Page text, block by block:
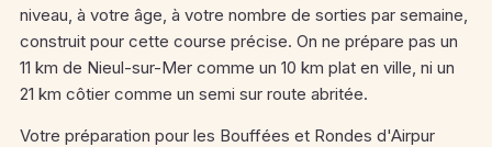
niveau, à votre âge, à votre nombre de sorties par semaine,
construit pour cette course précise. On ne prépare pas un
11 km de Nieul-sur-Mer comme un 10 km plat en ville, ni un
21 km côtier comme un semi sur route abritée.
Votre préparation pour les Bouffées et Rondes d'Airpur